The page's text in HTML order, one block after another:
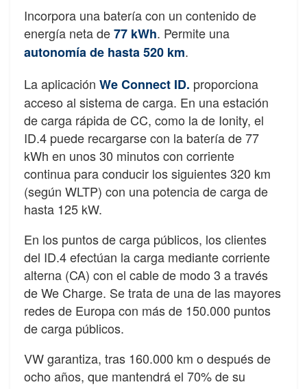
Incorpora una batería con un contenido de
energía neta de77 kWh. Permite una
autonomía de hasta 520 km.
La aplicación We Connect ID. proporciona
acceso al sistema de carga. En una estación
de carga rápida de CC, como la de Ionity, el
ID.4 puede recargarse con la batería de 77
kWh en unos 30 minutos con corriente
continua para conducir los siguientes 320 km
(según WLTP) con una potencia de carga de
hasta 125 kW.
En los puntos de carga públicos, los clientes
del ID.4 efectúan la carga mediante corriente
alterna (CA) con el cable de modo 3 a través
de We Charge. Se trata de una de las mayores
redes de Europa con más de 150.000 puntos
de carga públicos.
VW garantiza, tras 160.000 km o después de
ocho años, que mantendrá el 70% de su